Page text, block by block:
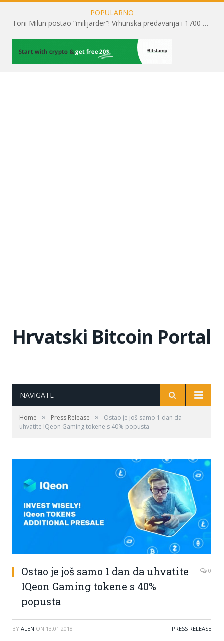
POPULARNO
Toni Milun postao “milijarder”! Vrhunska predavanja i 1700 posjetitelja obilježili su mjesec financijske pismenosti
Hrvatski Bitcoin Portal
NAVIGATE
Home » Press Release »
Ostao je još samo 1 dan da
uhvatite IQeon Gaming tokene s 40% popusta
Ostao je još samo 1 dan da uhvatite
IQeon Gaming tokene s 40%
popusta
0
BY ALEN ON 13.01.2018 PRESS RELEASE